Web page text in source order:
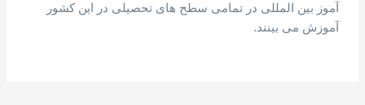
آموز بین المللی در تمامی سطح های تحصیلی در این کشور
آموزش می بینند.